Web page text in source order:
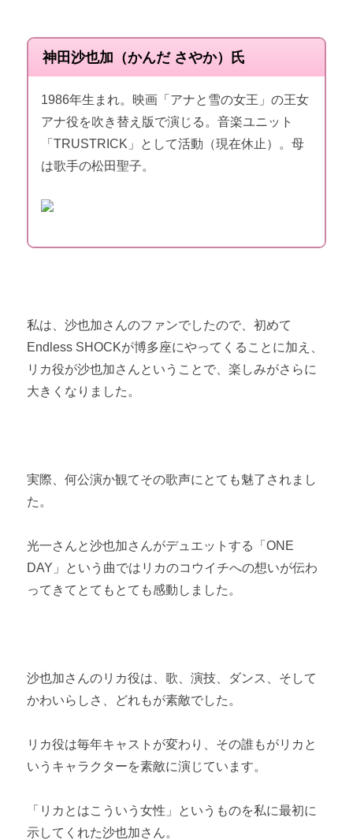
神田沙也加（かんだ さやか）氏
1986年生まれ。映画「アナと雪の女王」の王女
アナ役を吹き替え版で演じる。音楽ユニット
「TRUSTRICK」として活動（現在休止）。母
は歌手の松田聖子。
私は、沙也加さんのファンでしたので、初めて
Endless SHOCKが博多座にやってくることに加え、
リカ役が沙也加さんということで、楽しみがさらに
大きくなりました。
実際、何公演か観てその歌声にとても魅了されまし
た。
光一さんと沙也加さんがデュエットする「ONE
DAY」という曲ではリカのコウイチへの想いが伝わ
ってきてとてもとても感動しました。
沙也加さんのリカ役は、歌、演技、ダンス、そして
かわいらしさ、どれもが素敵でした。
リカ役は毎年キャストが変わり、その誰もがリカと
いうキャラクターを素敵に演じています。
「リカとはこういう女性」というものを私に最初に
示してくれた沙也加さん。